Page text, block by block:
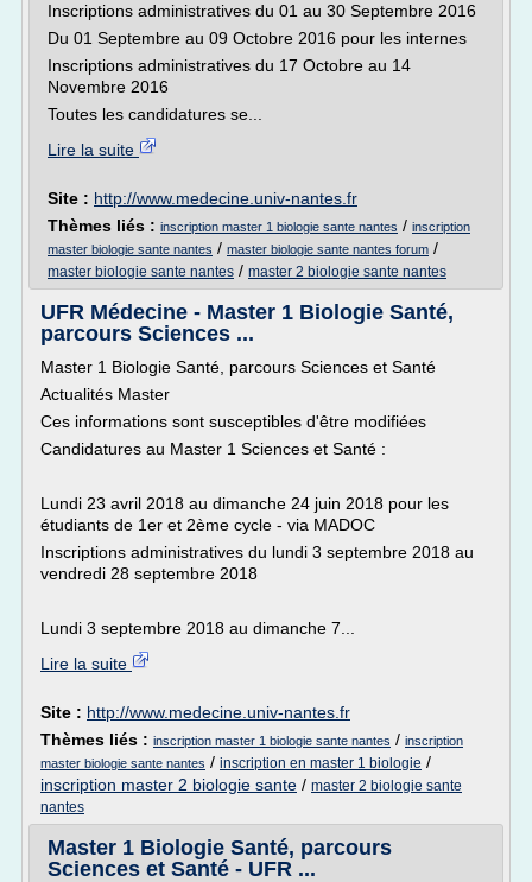
Inscriptions administratives du 01 au 30 Septembre 2016
Du 01 Septembre au 09 Octobre 2016 pour les internes
Inscriptions administratives du 17 Octobre au 14
Novembre 2016
Toutes les candidatures se...
Lire la suite
Site : http://www.medecine.univ-nantes.fr
Thèmes liés : inscription master 1 biologie sante nantes / inscription
master biologie sante nantes / master biologie sante nantes forum /
master biologie sante nantes / master 2 biologie sante nantes
UFR Médecine - Master 1 Biologie Santé,
parcours Sciences ...
Master 1 Biologie Santé, parcours Sciences et Santé
Actualités Master
Ces informations sont susceptibles d'être modifiées
Candidatures au Master 1 Sciences et Santé :
Lundi 23 avril 2018 au dimanche 24 juin 2018 pour les
étudiants de 1er et 2ème cycle - via MADOC
Inscriptions administratives du lundi 3 septembre 2018 au
vendredi 28 septembre 2018
Lundi 3 septembre 2018 au dimanche 7...
Lire la suite
Site : http://www.medecine.univ-nantes.fr
Thèmes liés : inscription master 1 biologie sante nantes / inscription
master biologie sante nantes / inscription en master 1 biologie /
inscription master 2 biologie sante / master 2 biologie sante
nantes
Master 1 Biologie Santé, parcours
Sciences et Santé - UFR ...